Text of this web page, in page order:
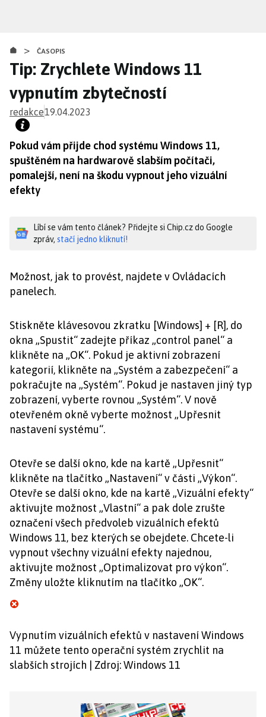
obsahu
> ČASOPIS
Tip: Zrychlete Windows 11
vypnutím zbytečností
redakce19.04.2023
Pokud vám přijde chod systému Windows 11,
spuštěném na hardwarově slabším počítači,
pomalejší, není na škodu vypnout jeho vizuální
efekty
Líbí se vám tento článek? Přidejte si Chip.cz do Google
zpráv, stačí jedno kliknutí!
Možnost, jak to provést, najdete v Ovládacích
panelech.
Stiskněte klávesovou zkratku [Windows] + [R], do
okna „Spustit“ zadejte příkaz „control panel“ a
klikněte na „OK“. Pokud je aktivní zobrazení
kategorií, klikněte na „Systém a zabezpečení“ a
pokračujte na „Systém“. Pokud je nastaven jiný typ
zobrazení, vyberte rovnou „Systém“. V nově
otevřeném okně vyberte možnost „Upřesnit
nastavení systému“.
Otevře se další okno, kde na kartě „Upřesnit“
klikněte na tlačítko „Nastavení“ v části „Výkon“.
Otevře se další okno, kde na kartě „Vizuální efekty“
aktivujte možnost „Vlastní“ a pak dole zrušte
označení všech předvoleb vizuálních efektů
Windows 11, bez kterých se obejdete. Chcete-li
vypnout všechny vizuální efekty najednou,
aktivujte možnost „Optimalizovat pro výkon“.
Změny uložte kliknutím na tlačítko „OK“.
Vypnutím vizuálních efektů v nastavení Windows
11 můžete tento operační systém zrychlit na
slabších strojích | Zdroj: Windows 11